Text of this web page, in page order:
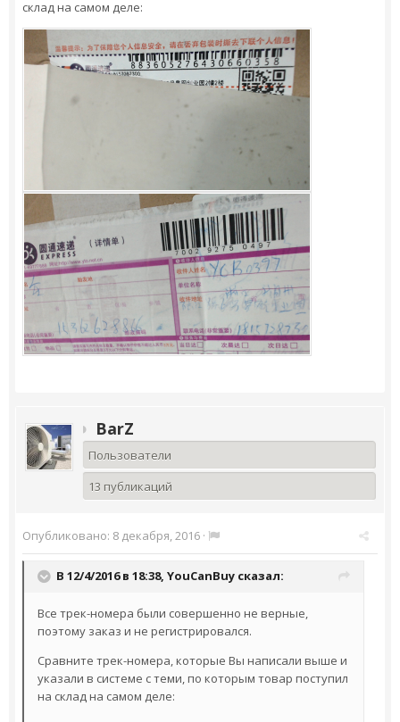
склад на самом деле:
BarZ
Пользователи
13 публикаций
Опубликовано: 8 декабря, 2016 ·
В 12/4/2016 в 18:38, YouCanBuy сказал:
Все трек-номера были совершенно не верные,
поэтому заказ и не регистрировался.
Сравните трек-номера, которые Вы написали выше и
указали в системе с теми, по которым товар поступил
на склад на самом деле: